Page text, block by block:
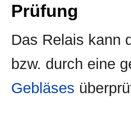
Prüfung
Das Relais kann
bzw. durch eine
Gebläses